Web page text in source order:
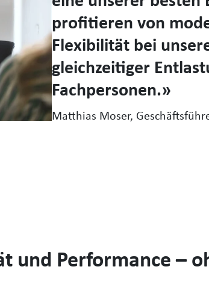
profitieren von
Flexibilität bei
gleichzeitiger
Fachpersonen.
Matthias Moser,
und Performance –